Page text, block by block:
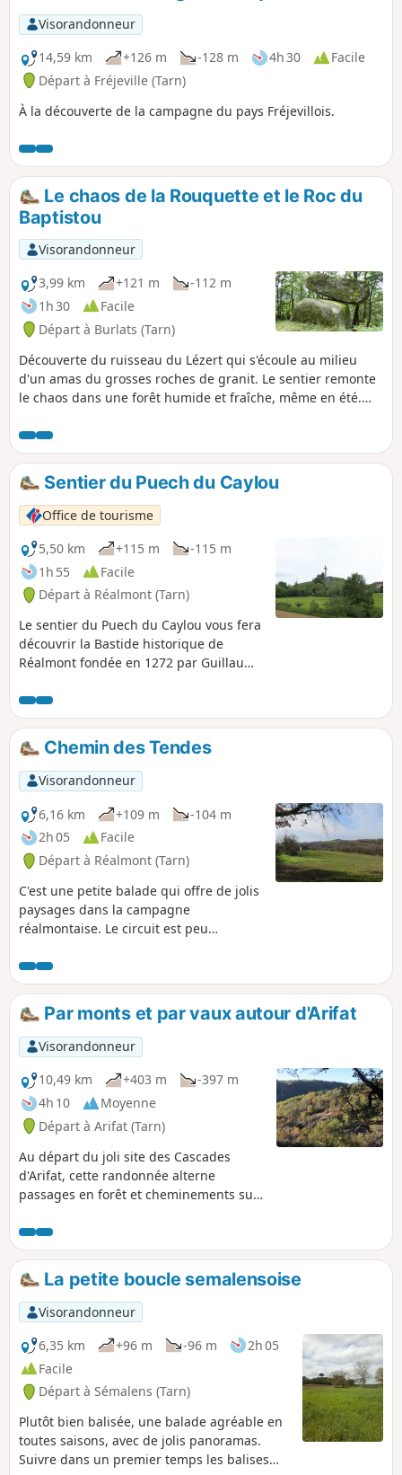
de Tourisme Centre Tarn. Voir § Infos pratiques.
Visorandonneur
14,59 km
+126 m -128 m 4h 30
Facile
Départ à Fréjeville (Tarn)
À la découverte de la campagne du pays Fréjevillois.
Le chaos de la Rouquette et le Roc du
Baptistou
Visorandonneur
3,99 km
+121 m
-112 m
1h 30
Facile
Départ à Burlats (Tarn)
Découverte du ruisseau du Lézert qui s'écoule au milieu
d'un amas du grosses roches de granit. Le sentier remonte
le chaos dans une forêt humide et fraîche, même en été.
route sans circulation qui vous permettra de faire un petit
crochet pour découvrir le Roc du Baptistou, en équilibre
instable.Sentier du Puech du Caylou
Office de tourisme
5,50 km
+115 m
-115 m
1h 55
Facile
Départ à Réalmont (Tarn)
Le sentier du Puech du Caylou vous fera
découvrir la Bastide historique de
Réalmont fondée en 1272 par Guillaume
hauteur jusqu'au sommet du Puech ou
pic du Caylou culminant à 329m. Sentier
d'intérêt communautaire réalisé par
l'Office de Tourisme Centre Tarn. Voir §
Infos pratiques.
Chemin des Tendes
Visorandonneur
6,16 km
+109 m
-104 m
2h 05
Facile
Départ à Réalmont (Tarn)
C'est une petite balade qui offre de jolis
paysages dans la campagne
réalmontaise. Le circuit est peu
automne ou en hiver.
Par monts et par vaux autour d'Arifat
Visorandonneur
10,49 km
+403 m
-397 m
4h 10
Moyenne
Départ à Arifat (Tarn)
Au départ du joli site des Cascades
d'Arifat, cette randonnée alterne
passages en forêt et cheminements sur
dégage sur les monts et vallons aux
alentours pour offrir de jolis panoramas,
particulièrement sublimés à l'automne
quand la parure des feuillus se fait
multicolore.
La petite boucle semalensoise
Visorandonneur
6,35 km
+96 m -96 m
2h 05
Facile
Départ à Sémalens (Tarn)
Plutôt bien balisée, une balade agréable en
toutes saisons, avec de jolis panoramas.
Suivre dans un premier temps les balises